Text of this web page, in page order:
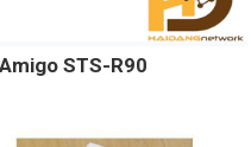
STS-R90